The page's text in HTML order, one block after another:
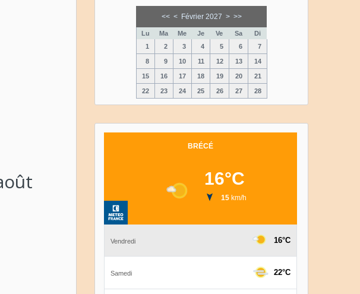
<< < Février 2027 > >>
Lu Ma Me Je Ve Sa
Di
1
2 3 4 5 6 7
8 9 10 11 12 13 14
15 16 17 18 19 20 21
22 23 24 25 26 27 28